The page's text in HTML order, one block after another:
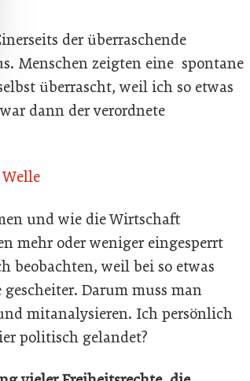
der überraschende
Menschen zeigten eine spontane
überrascht, weil ich so etwas
dann der verordnete
und wie die Wirtschaft
mehr oder weniger eingesperrt
beobachten, weil bei so etwas
Darum muss man
mitanalysieren. Ich persönlich
politisch gelandet?